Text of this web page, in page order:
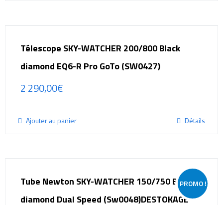
Télescope SKY-WATCHER 200/800 Black
diamond EQ6-R Pro GoTo (SW0427)
2 290,00€
Ajouter au panier Détails
PROMO !
Tube Newton SKY-WATCHER 150/750 Black
diamond Dual Speed (Sw0048)DESTOKAGE